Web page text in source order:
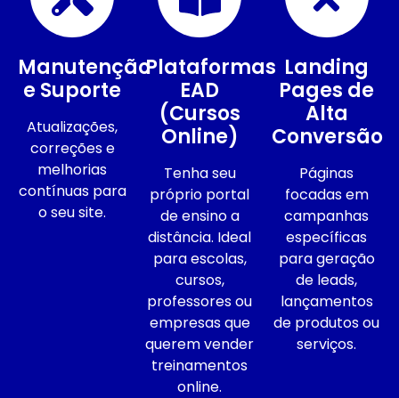
Manutenção
e Suporte
Atualizações,
correções e
melhorias
contínuas para
o seu site.
Plataformas
EAD
(Cursos
Online)
Tenha seu
próprio portal
de ensino a
distância. Ideal
para escolas,
cursos,
professores ou
empresas que
querem vender
treinamentos
online.
Landing
Pages de
Alta
Conversão
Páginas
focadas em
campanhas
específicas
para geração
de leads,
lançamentos
de produtos ou
serviços.